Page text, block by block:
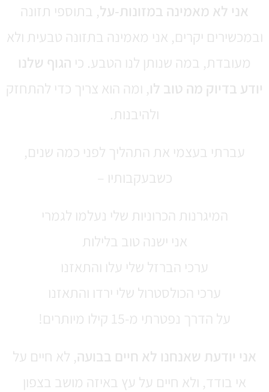
אני לא מאמינה במזונות-על, בתוספי תזונה
ובמכשירים יקרים, אני מאמינה בתזונה טבעית ולא
מעובדת, במה שנותן לנו הטבע. כי הגוף שלנו
יודע בדיוק מה טוב לו, ומה הוא צריך כדי להתחזק
ולהיבנות.
עברתי בעצמי את התהליך לפני כמה שנים,
כשבעקבותיו –
המיגרנות הכרוניות שלי נעלמו לגמרי
אני ישנה טוב בלילות
ערכי הברזל שלי עלו והתאזנו
ערכי הכולסטרול שלי ירדו והתאזנו
על הדרך נפטרתי מ-15 קילו מיותרים!
אני יודעת שאנחנו לא חיים בבועה, לא חיים על
אי בודד, ולא חיים על עץ באיזה מושב בצפון